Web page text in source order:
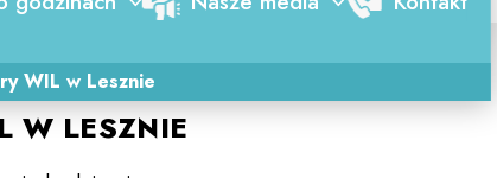
WIL w Lesznie
W LESZNIE